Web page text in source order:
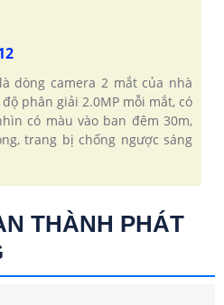
là dòng camera 2 mắt của nhà
phân giải 2.0MP mỗi mắt, có
có màu vào ban đêm 30m,
trang bị chống ngược sáng
THÀNH PHÁT